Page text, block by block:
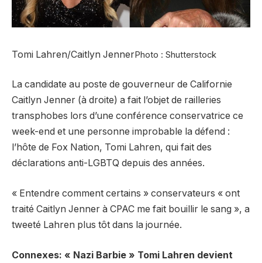
Tomi Lahren/Caitlyn JennerPhoto : Shutterstock
La candidate au poste de gouverneur de Californie
Caitlyn Jenner (à droite) a fait l’objet de railleries
transphobes lors d’une conférence conservatrice ce
week-end et une personne improbable la défend :
l’hôte de Fox Nation, Tomi Lahren, qui fait des
déclarations anti-LGBTQ depuis des années.
« Entendre comment certains » conservateurs « ont
traité Caitlyn Jenner à CPAC me fait bouillir le sang », a
tweeté Lahren plus tôt dans la journée.
Connexes: « Nazi Barbie » Tomi Lahren devient